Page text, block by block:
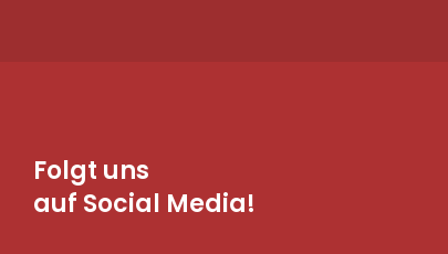
Folgt uns
auf Social Media!